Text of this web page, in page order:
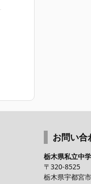
お問い合
栃木県私立中
〒320-8525
栃木県宇都宮